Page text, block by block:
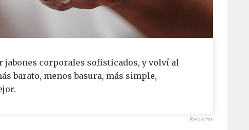
jabones corporales sofisticados, y volví al
barato, menos basura, más simple,
Reportar